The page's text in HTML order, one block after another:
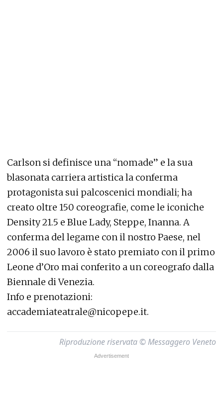
Carlson si definisce una “nomade” e la sua
blasonata carriera artistica la conferma
protagonista sui palcoscenici mondiali; ha
creato oltre 150 coreografie, come le iconiche
Density 21.5 e Blue Lady, Steppe, Inanna. A
conferma del legame con il nostro Paese, nel
2006 il suo lavoro è stato premiato con il primo
Leone d’Oro mai conferito a un coreografo dalla
Biennale di Venezia.
Info e prenotazioni:
accademiateatrale@nicopepe.it.
Riproduzione riservata © Messaggero Veneto